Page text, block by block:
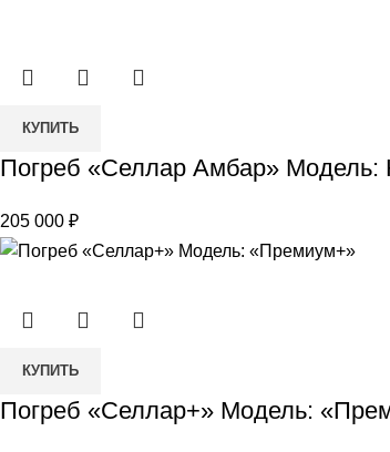
Количество
Погреб
Амбар»
Модель:
КУПИТЬ
Погреб «Селлар Амбар» Модель:
205 000 ₽
Количество
Погреб
КУПИТЬ
Погреб «Селлар+» Модель: